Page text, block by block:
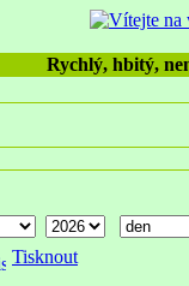
Rychlý, hbitý,
Tisknout